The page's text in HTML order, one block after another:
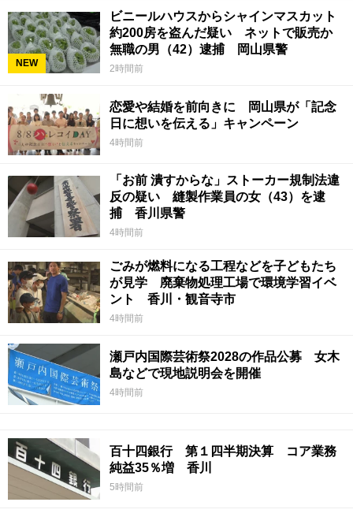
NEW
ビニールハウスからシャインマスカット
約200房を盗んだ疑い ネットで販売か
無職の男（42）逮捕 岡山県警
2時間前
恋愛や結婚を前向きに 岡山県が「記念
日に想いを伝える」キャンペーン
4時間前
「お前 潰すからな」ストーカー規制法違
反の疑い 縫製作業員の女（43）を逮
捕 香川県警
4時間前
ごみが燃料になる工程などを子どもたち
が見学 廃棄物処理工場で環境学習イベ
ント 香川・観音寺市
4時間前
瀬戸内国際芸術祭2028の作品公募 女木
島などで現地説明会を開催
4時間前
百十四銀行 第１四半期決算 コア業務
純益35％増 香川
5時間前